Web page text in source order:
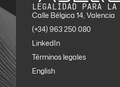
LEGALIDAD PARA LA
Calle Bélgica 14, Valencia
(+34) 963 250 080
LinkedIn
Términos legales
English